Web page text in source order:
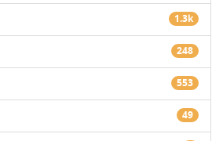
1.3k
248
553
49